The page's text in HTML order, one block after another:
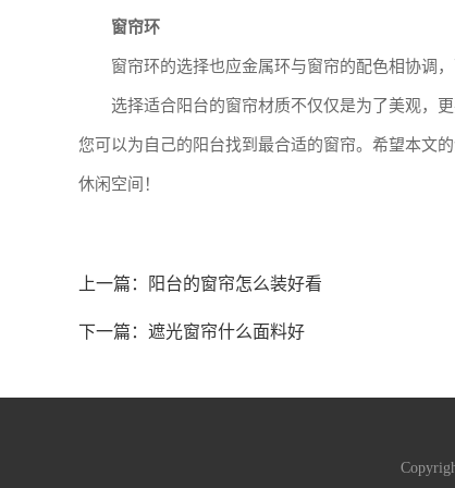
窗帘环
窗帘环的选择也应金属环与窗帘的配色相协调
选择适合阳台的窗帘材质不仅仅是为了美观，
您可以为自己的阳台找到最合适的窗帘。希望本文
休闲空间！
上一篇： 阳台的窗帘怎么装好看
下一篇： 遮光窗帘什么面料好